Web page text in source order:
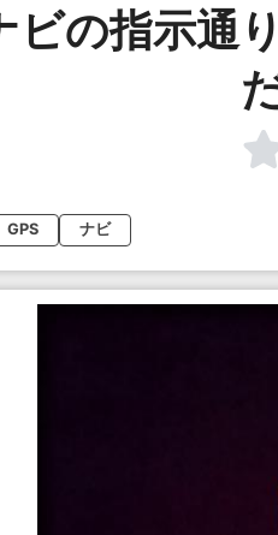
ビの指示通
GPS ナビ